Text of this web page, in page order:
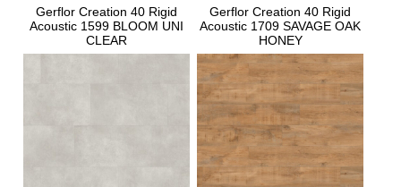
Gerflor Creation 40 Rigid
Acoustic 1599 BLOOM UNI
CLEAR
Gerflor Creation 40 Rigid
Acoustic 1709 SAVAGE OAK
HONEY